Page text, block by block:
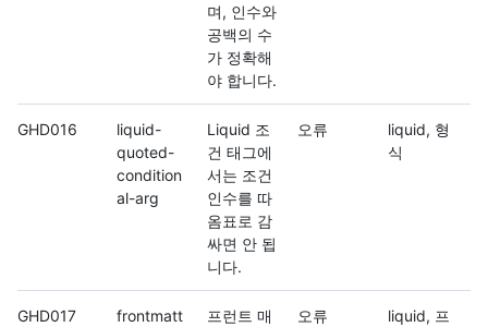
며, 인수와
공백의 수
가 정확해
야 합니다.
GHD016
liquid-
quoted-
condition
al-arg
Liquid 조
건 태그에
서는 조건
인수를 따
옴표로 감
싸면 안 됩
니다.
오류
liquid, 형
식
GHD017
frontmatt
프런트 매
오류
liquid, 프